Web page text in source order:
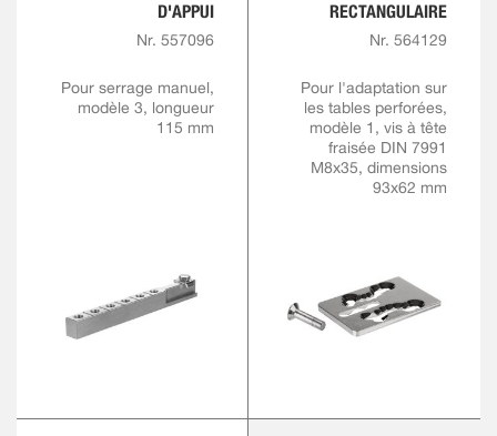
D'APPUI
Nr. 557096
Pour serrage manuel,
modèle 3, longueur
115 mm
RECTANGULAIRE
Nr. 564129
Pour l'adaptation sur
les tables perforées,
modèle 1, vis à tête
fraisée DIN 7991
M8x35, dimensions
93x62 mm